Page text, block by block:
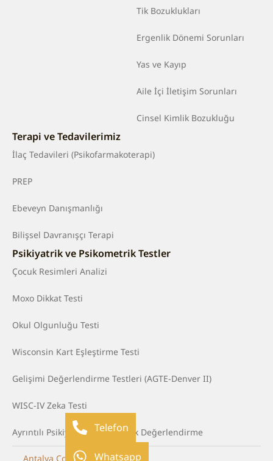
Tik Bozuklukları
Ergenlik Dönemi Sorunları
Yas ve Kayıp
Aile İçi İletişim Sorunları
Cinsel Kimlik Bozukluğu
Terapi ve Tedavilerimiz
İlaç Tedavileri (Psikofarmakoterapi)
PREP
Ebeveyn Danışmanlığı
Bilişsel Davranışçı Terapi
Psikiyatrik ve Psikometrik Testler
Çocuk Resimleri Analizi
Moxo Dikkat Testi
Okul Olgunluğu Testi
Wisconsin Kart Eşleştirme Testi
Gelişimi Değerlendirme Testleri (AGTE-Denver II)
WISC-IV Zeka Testi
Ayrıntılı Psikiyatrik ve Psikolojik Değerlendirme
Antalya Çocuk Psikoterapisti.
Telefon
Whatsapp